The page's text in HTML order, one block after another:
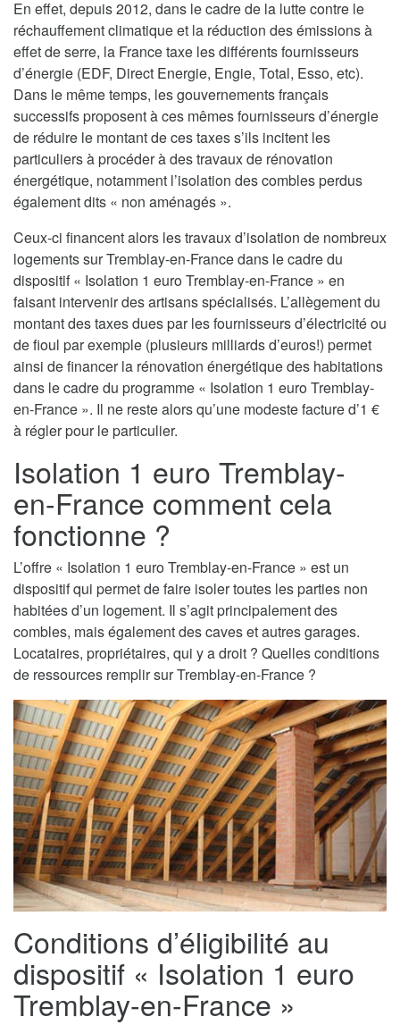
En effet, depuis 2012, dans le cadre de la lutte contre le
réchauffement climatique et la réduction des émissions à
effet de serre, la France taxe les différents fournisseurs
d’énergie (EDF, Direct Energie, Engie, Total, Esso, etc).
Dans le même temps, les gouvernements français
successifs proposent à ces mêmes fournisseurs d’énergie
de réduire le montant de ces taxes s’ils incitent les
particuliers à procéder à des travaux de rénovation
énergétique, notamment l’isolation des combles perdus
également dits « non aménagés ».
Ceux-ci financent alors les travaux d’isolation de nombreux
logements sur Tremblay-en-France dans le cadre du
dispositif « Isolation 1 euro Tremblay-en-France » en
faisant intervenir des artisans spécialisés. L’allègement du
montant des taxes dues par les fournisseurs d’électricité ou
de fioul par exemple (plusieurs milliards d’euros!) permet
ainsi de financer la rénovation énergétique des habitations
dans le cadre du programme « Isolation 1 euro Tremblay-
en-France ». Il ne reste alors qu’une modeste facture d’1 €
à régler pour le particulier.
Isolation 1 euro Tremblay-
en-France comment cela
fonctionne ?
L’offre « Isolation 1 euro Tremblay-en-France » est un
dispositif qui permet de faire isoler toutes les parties non
habitées d’un logement. Il s’agit principalement des
combles, mais également des caves et autres garages.
Locataires, propriétaires, qui y a droit ? Quelles conditions
de ressources remplir sur Tremblay-en-France ?
Conditions d’éligibilité au
dispositif « Isolation 1 euro
Tremblay-en-France »